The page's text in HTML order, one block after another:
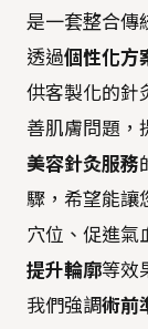
是一套整合傳
透過個性化方
供客製化的針
善肌膚問題，
美容針灸服務
驟，希望能讓
穴位、促進氣
提升輪廓等效
我們強調術前